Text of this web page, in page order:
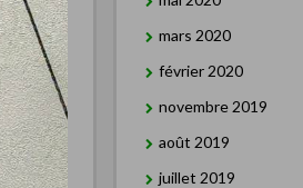
mars 2020
février 2020
novembre 2019
août 2019
juillet 2019